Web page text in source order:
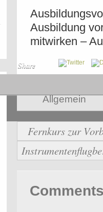
Ausbildung
mitwirken –
Share
Allgemein
Fernkurs zur